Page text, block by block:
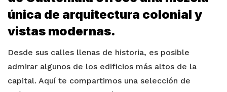
única de arquitectura colonial y
vistas modernas.
Desde sus calles llenas de historia, es posible
admirar algunos de los edificios más altos de la
capital. Aquí te compartimos una selección de